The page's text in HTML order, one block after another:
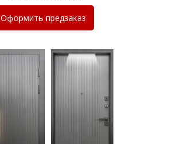
Оформить предзаказ